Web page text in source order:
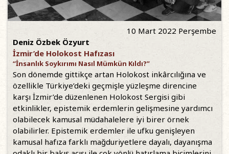
10 Mart 2022 Perşembe
Deniz Özbek Özyurt
İzmir’de Holokost Hafızası
“İnsanlık Soykırımı Nasıl Mümkün Kıldı?”
Son dönemde gittikçe artan Holokost inkârcılığına ve
özellikle Türkiye’deki geçmişle yüzleşme direncine
karşı İzmir’de düzenlenen Holokost Sergisi gibi
etkinlikler, epistemik erdemlerin gelişmesine yardımcı
olabilecek kamusal müdahalelere iyi birer örnek
olabilirler. Epistemik erdemler ile ufku genişleyen
kamusal hafıza farklı mağduriyetlere dayalı, dayanışma